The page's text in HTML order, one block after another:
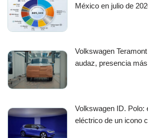
México en julio de
Volkswagen
audaz, presencia
Volkswagen ID. Polo:
eléctrico de un icono